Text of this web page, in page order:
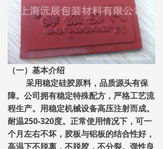
（一）基本介绍
采用稳定硅胶原料，品质源头有保
障。公司拥有稳定特殊配方，严格工艺流
程生产。用稳定机械设备高压注射而成。
耐温250-320度。正常使用情况下，可一
个月左右不坏，胶板与铝板的结合性好，
高温下不脱离，不脱胶，不分裂。弹性良